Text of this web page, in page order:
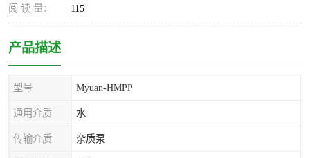
阅 读 量： 115
产品描述
型号 Myuan-HMPP
通用介质 水
传输介质 杂质泵